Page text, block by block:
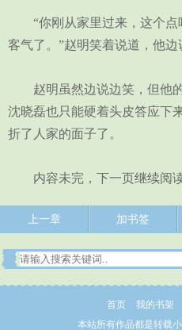
“你刚从家里过来，这个点
客气了。”赵明笑着说道，他边
赵明虽然边说边笑，但他的
沈晓磊也只能硬着头皮答应下
折了人家的面子了。
内容未完，下一页继续阅
上一章 加书签
首页 我的书架
本站所有作品都是转载